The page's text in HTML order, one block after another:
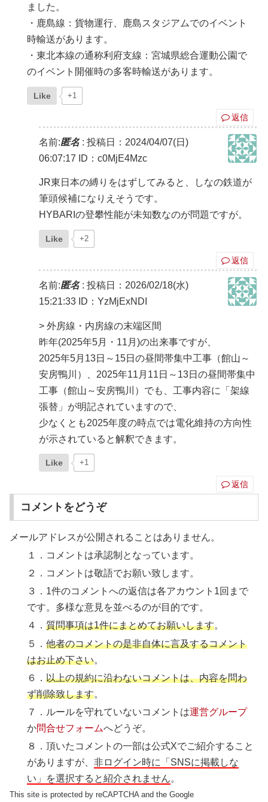
ました。
・鹿島線：貨物運行、鹿島スタジアムでのイベント
時輸送があります。
・東北本線の通称利府支線：宮城県総合運動公園で
のイベント開催時の多客時輸送があります。
Like +1
返信
名前:匿名: 投稿日：2024/04/07(日)
06:07:17
ID：c0MjE4Mzc
JR東日本の縛りをはずしてみると、しなの鉄道が
筆頭候補になりえそうです。
HYBARIの登攀性能が未知数なのが問題ですが。
Like +2
返信
名前:匿名: 投稿日：2026/02/18(水)
15:21:33 ID：YzMjExNDI
> 外房線・内房線の末端区間
昨年(2025年5月・11月)の出来事ですが、
2025年5月13日～15日の昼間帯集中工事（館山～
安房鴨川）、2025年11月11日～13日の昼間帯集中
工事（館山～安房鴨川）でも、工事内容に「架線
張替」が明記されていますので、
少なくとも2025年度の時点では電化維持の方向性
が示されていると解釈できます。
Like +1
返信
コメントをどうぞ
メールアドレスが公開されることはありません。
１．コメントは承認制となっています。
２．コメントは敬語でお願い致します。
３．1件のコメントへの返信は各アカウント1回まで
です。多様な意見を並べるのが目的です。
４．質問事項は1件にまとめてお願いします。
５．他者のコメントの是非自体に言及するコメント
はお止め下さい。
６．以上の規約に沿わないコメントは、内容を問わ
ず削除致します。
７．ルールを守れていないコメントは運営グループ
か問合せフォームへどうぞ。
８．頂いたコメントの一部は公式Xでご紹介すること
がありますが、非ログイン時に「SNSに掲載しな
い」を選択すると紹介されません。
This site is protected by reCAPTCHA and the Google